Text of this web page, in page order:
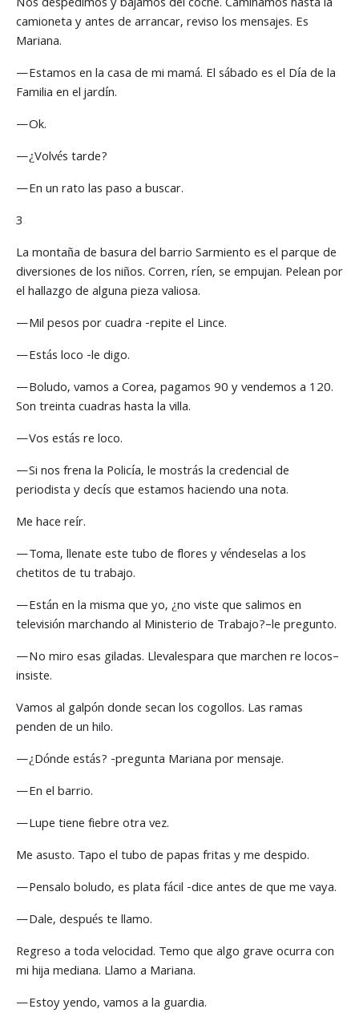
camioneta y antes de arrancar, reviso los mensajes. Es
Mariana.
—Estamos en la casa de mi mamá. El sábado es el Día de la
Familia en el jardín.
—Ok.
—¿Volvés tarde?
—En un rato las paso a buscar.
3
La montaña de basura del barrio Sarmiento es el parque de
diversiones de los niños. Corren, ríen, se empujan. Pelean por
el hallazgo de alguna pieza valiosa.
—Mil pesos por cuadra -repite el Lince.
—Estás loco -le digo.
—Boludo, vamos a Corea, pagamos 90 y vendemos a 120.
Son treinta cuadras hasta la villa.
—Vos estás re loco.
—Si nos frena la Policía, le mostrás la credencial de
periodista y decís que estamos haciendo una nota.
Me hace reír.
—Toma, llenate este tubo de flores y véndeselas a los
chetitos de tu trabajo.
—Están en la misma que yo, ¿no viste que salimos en
televisión marchando al Ministerio de Trabajo?–le pregunto.
—No miro esas giladas. Llevalespara que marchen re locos–
insiste.
Vamos al galpón donde secan los cogollos. Las ramas
penden de un hilo.
—¿Dónde estás? -pregunta Mariana por mensaje.
—En el barrio.
—Lupe tiene fiebre otra vez.
Me asusto. Tapo el tubo de papas fritas y me despido.
—Pensalo boludo, es plata fácil -dice antes de que me vaya.
—Dale, después te llamo.
Regreso a toda velocidad. Temo que algo grave ocurra con
mi hija mediana. Llamo a Mariana.
—Estoy yendo, vamos a la guardia.